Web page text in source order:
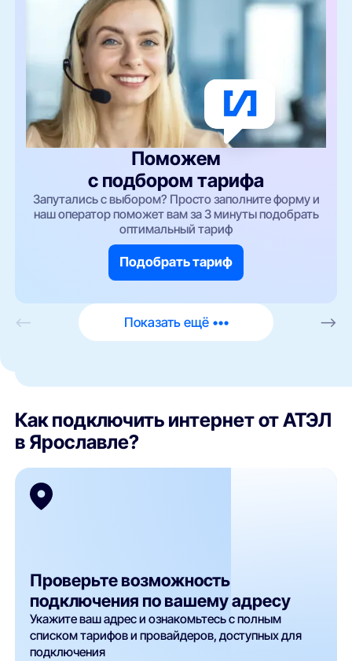
Поможем
с подбором тарифа
Запутались с выбором? Просто заполните форму и
наш оператор поможет вам за 3 минуты подобрать
оптимальный тариф
Подобрать тариф
<— Показать ещё ••• —>
Как подключить интернет от АТЭЛ
в Ярославле?
Проверьте возможность
подключения по вашему адресу
Укажите ваш адрес и ознакомьтесь с полным
списком тарифов и провайдеров, доступных для
подключения